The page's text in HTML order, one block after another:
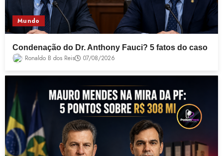
Mundo
Condenação do Dr. Anthony Fauci? 5 fatos do caso
Ronaldo B dos Reis 07/08/2026